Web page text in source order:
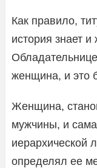
Как правило,
история знает
женщина, и это
Женщина,
мужчины, и
иерархической
определял ее